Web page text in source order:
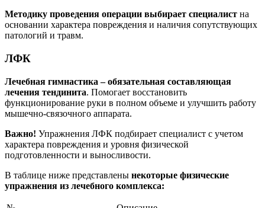
Методику проведения операции выбирает специалист на
основании характера повреждения и наличия сопутствующих
патологий и травм.
ЛФК
Лечебная гимнастика – обязательная составляющая
лечения тендинита. Помогает восстановить
функционирование руки в полном объеме и улучшить работу
мышечно-связочного аппарата.
Важно! Упражнения ЛФК подбирает специалист с учетом
характера повреждения и уровня физической
подготовленности и выносливости.
В таблице ниже представлены некоторые физические
упражнения из лечебного комплекса: